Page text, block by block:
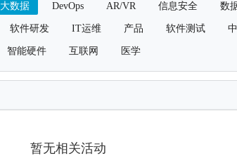
大数据 DevOps AR/VR 信息安全 数
软件研发 IT运维 产品 软件测试
智能硬件 互联网 医学
暂无相关活动